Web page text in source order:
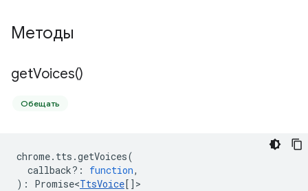
Методы
getVoices()
Обещать
chrome. tts .getVoices(
callback? : function,
) : Promise<TtsVoice[] >